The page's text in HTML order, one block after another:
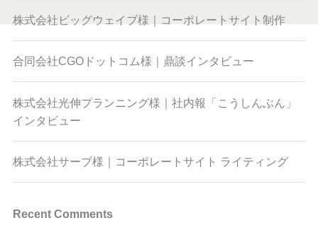
株式会社ビッグウェイブ様｜コーポレートサイト制作
合同会社CGOドットコム様｜鼎談インタビュー
株式会社光伸プランニング様｜社内報「こうしんぶん」
インタビュー
株式会社サーブ様｜コーポレートサイト ライティング
Recent Comments